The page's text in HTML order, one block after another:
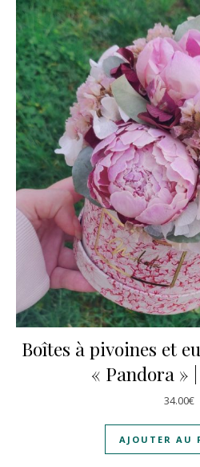
Boîtes à pivoines et
« Pandora »
34.00€
AJOUTER AU